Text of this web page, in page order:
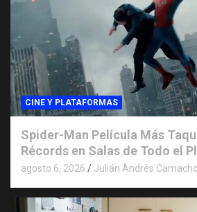
CINE Y PLATAFORMAS
Spider-Man Película Más
Récords en Salas de Todo el
agosto 6, 2026 Julián Andrés Camacho